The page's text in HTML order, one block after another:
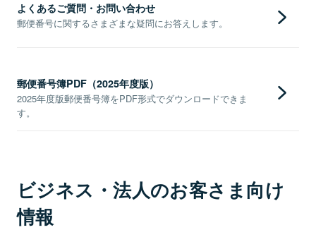
よくあるご質問・お問い合わせ
郵便番号に関するさまざまな疑問にお答えします。
郵便番号簿PDF（2025年度版）
2025年度版郵便番号簿をPDF形式でダウンロードできま
す。
ビジネス・法人のお客さま向け
情報